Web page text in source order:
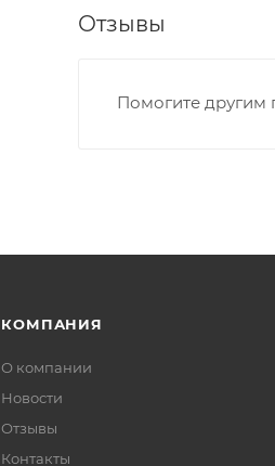
Отзывы
Помогите другим
КОМПАНИЯ
О компании
Новости
Отзывы
Контакты